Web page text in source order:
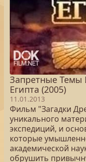
Запретные Темы
Египта (2005)
11.01.2013
Фильм "Загадки
уникального
экспедиций, и
которые
академической
обрушить